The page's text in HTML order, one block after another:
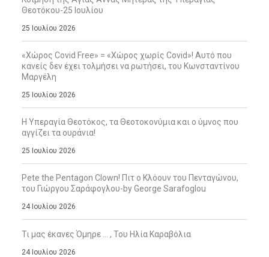
Θεοτόκου-25 Ιουλίου
25 Ιουλίου 2026
«Χώρος Covid Free» = «Χώρος χωρίς Covid»! Αυτό που
κανείς δεν έχει τολμήσει να ρωτήσει, του Κωνσταντίνου
Μαργέλη
25 Ιουλίου 2026
Η Υπεραγία Θεοτόκος, τα Θεοτοκονύμια και ο ύμνος που
αγγίζει τα ουράνια!
25 Ιουλίου 2026
Pete the Pentagon Clown! Πιτ ο Κλόουν του Πενταγώνου,
του Γιώργου Σαράφογλου-by George Sarafoglou
24 Ιουλίου 2026
Τι μας έκανες Όμηρε … , Του Ηλία Καραβόλια
24 Ιουλίου 2026